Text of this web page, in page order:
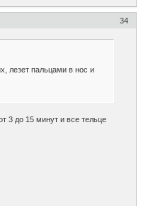
34
лезет пальцами в нос и
3 до 15 минут и все тельце